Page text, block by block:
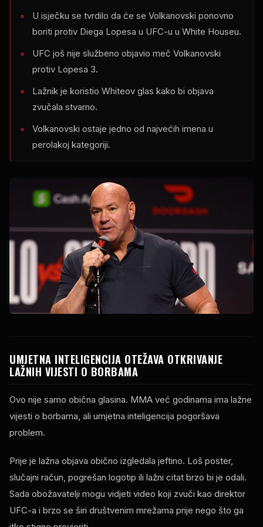
U isječku se tvrdilo da će se Volkanovski ponovno
boriti protiv Diega Lopesa u UFC-u u White Houseu.
UFC još nije službeno objavio meč Volkanovski
protiv Lopesa 3.
Lažnik je koristio Whiteov glas kako bi objava
zvučala stvarno.
Volkanovski ostaje jedno od najvećih imena u
perolakoj kategoriji.
UMJETNA INTELIGENCIJA OTEŽAVA OTKRIVANJE
LAŽNIH VIJESTI O BORBAMA
Ovo nije samo obična glasina. MMA već godinama ima lažne
vijesti o borbama, ali umjetna inteligencija pogoršava
problem.
Prije je lažna objava obično izgledala jeftino. Loš poster,
slučajni račun, pogrešan logotip ili lažni citat brzo bi je odali.
Sada obožavatelji mogu vidjeti video koji zvuči kao direktor
UFC-a i brzo se širi društvenim mrežama prije nego što ga